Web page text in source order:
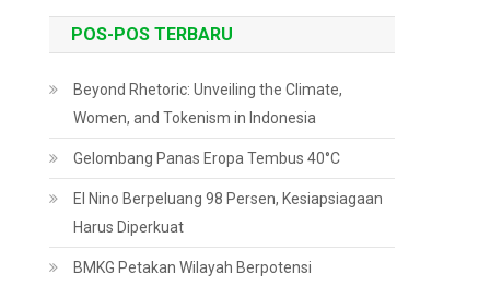
POS-POS TERBARU
Beyond Rhetoric: Unveiling the Climate,
Women, and Tokenism in Indonesia
Gelombang Panas Eropa Tembus 40°C
El Nino Berpeluang 98 Persen, Kesiapsiagaan
Harus Diperkuat
BMKG Petakan Wilayah Berpotensi